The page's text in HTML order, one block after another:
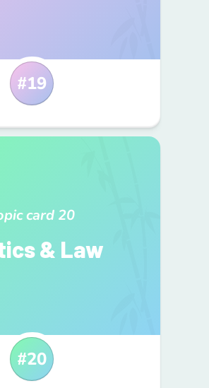
#19
card 20
& Law
#20